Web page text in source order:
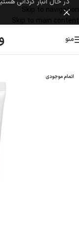
Skip to navigation
Skip to main content
منو
اتمام موجودی